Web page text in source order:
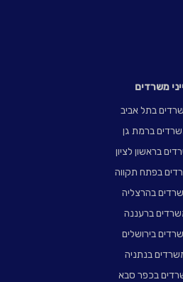
משרדים
בתל אביב
ברמת גן
בראשון לציון
בפתח תקווה
בהרצליה
משרדים ברעננה
בירושלים
משרדים בנתניה
בכפר סבא